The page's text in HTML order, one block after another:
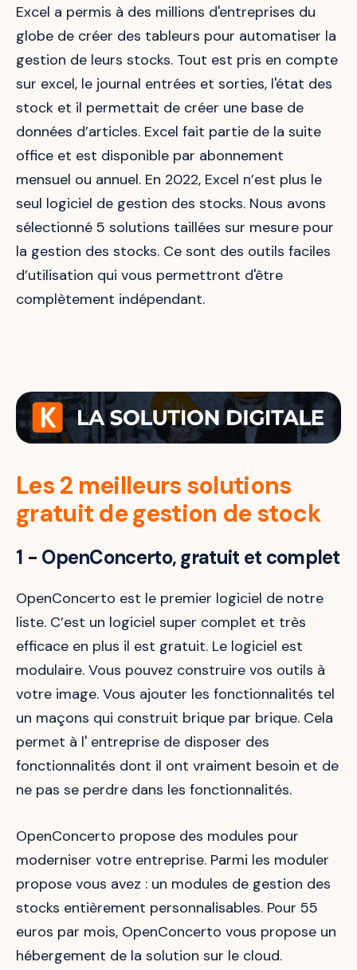
Excel a permis à des millions d'entreprises du
globe de créer des tableurs pour automatiser la
gestion de leurs stocks. Tout est pris en compte
sur excel, le journal entrées et sorties, l'état des
stock et il permettait de créer une base de
données d’articles. Excel fait partie de la suite
office et est disponible par abonnement
mensuel ou annuel. En 2022, Excel n’est plus le
seul logiciel de gestion des stocks. Nous avons
sélectionné 5 solutions taillées sur mesure pour
la gestion des stocks. Ce sont des outils faciles
d’utilisation qui vous permettront d'être
complètement indépendant.
Les 2 meilleurs solutions
gratuit de gestion de stock
1 - OpenConcerto, gratuit et complet
OpenConcerto est le premier logiciel de notre
liste. C’est un logiciel super complet et très
efficace en plus il est gratuit. Le logiciel est
modulaire. Vous pouvez construire vos outils à
votre image. Vous ajouter les fonctionnalités tel
un maçons qui construit brique par brique. Cela
permet à l' entreprise de disposer des
fonctionnalités dont il ont vraiment besoin et de
ne pas se perdre dans les fonctionnalités.
OpenConcerto propose des modules pour
moderniser votre entreprise. Parmi les moduler
propose vous avez : un modules de gestion des
stocks entièrement personnalisables. Pour 55
euros par mois, OpenConcerto vous propose un
hébergement de la solution sur le cloud.